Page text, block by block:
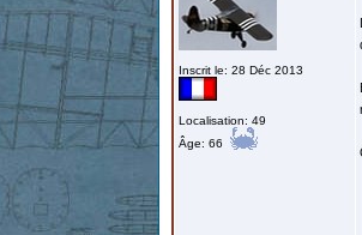
Inscrit le: 28 Déc 2013
Localisation: 49
Âge: 66